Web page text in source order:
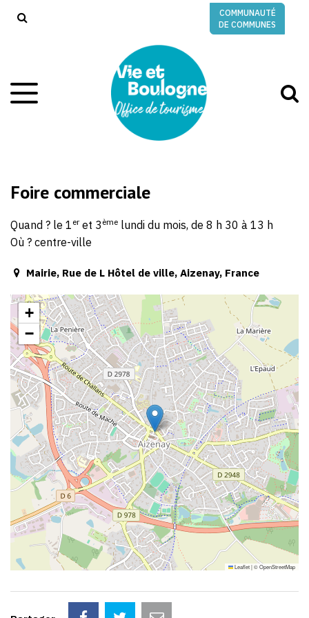
COMMUNAUTÉ
DE COMMUNES
Aller
à
Foire commerciale
Quand ? le 1 eret 3 ème lundi du mois, de 8 h 30 à 13 h
Où ? centre-ville
Mairie, Rue de L Hôtel de ville, Aizenay, France
+
−
Leaflet|©OpenStreetMap